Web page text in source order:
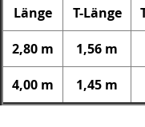
Länge T-Länge
2,80 m 1,56 m
4,00 m 1,45 m